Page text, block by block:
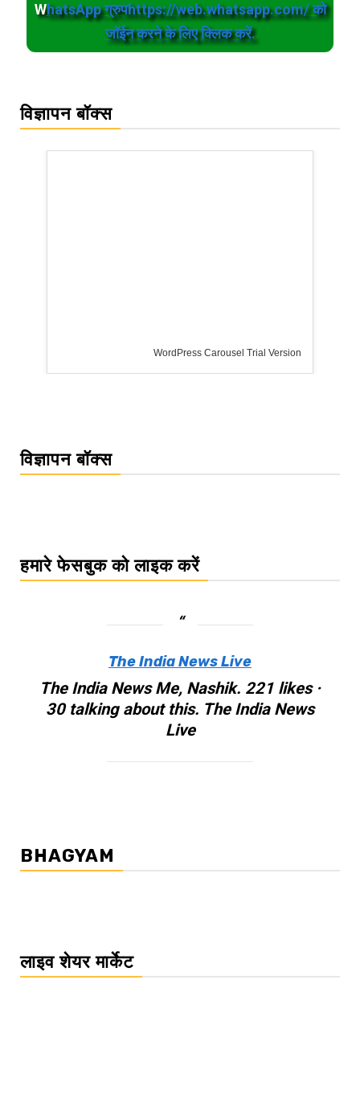
WhatsApp ग्रुपhttps://web.whatsapp.com/ को
जॉईन करने के लिए क्लिक करें.
विज्ञापन बॉक्स
WordPress Carousel Trial Version
विज्ञापन बॉक्स
हमारे फेसबुक को लाइक करें
The India News Live
The India News Me, Nashik. 221 likes ·
30 talking about this. The India News
Live
BHAGYAM
लाइव शेयर मार्केट